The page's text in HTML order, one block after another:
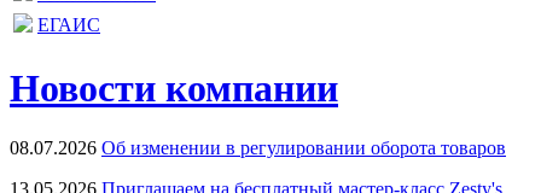
ЕГАИС
Новости компании
08.07.2026 Об изменении в регулировании оборота товаров
13.05.2026 Приглашаем на бесплатный мастер-класс Zesty's